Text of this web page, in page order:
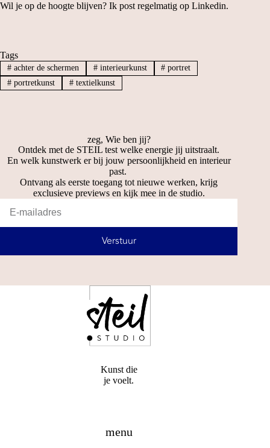
Wil je op de hoogte blijven? Ik post regelmatig op Linkedin.
Tags
#achter de schermen #interieurkunst # portret
#portretkunst #textielkunst
zeg, Wie ben jij?
Ontdek met de STEIL test welke energie jij uitstraalt.
En welk kunstwerk er bij jouw persoonlijkheid en interieur
past.
Ontvang als eerste toegang tot nieuwe werken, krijg
exclusieve previews en kijk mee in de studio.
Verstuur
Kunst die
je voelt.
menu